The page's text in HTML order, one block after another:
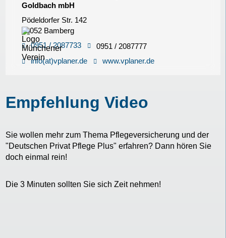
Goldbach mbH
Pödeldorfer Str. 142
96052 Bamberg
0951 / 2087733
0951 / 2087777
info(at)vplaner.de
www.vplaner.de
Empfehlung Video
Sie wollen mehr zum Thema Pflegeversicherung und der
"Deutschen Privat Pflege Plus" erfahren? Dann hören Sie
doch einmal rein!
Die 3 Minuten sollten Sie sich Zeit nehmen!